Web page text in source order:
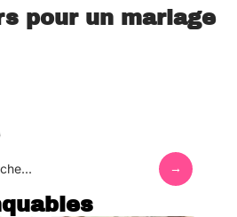
pour un mariage